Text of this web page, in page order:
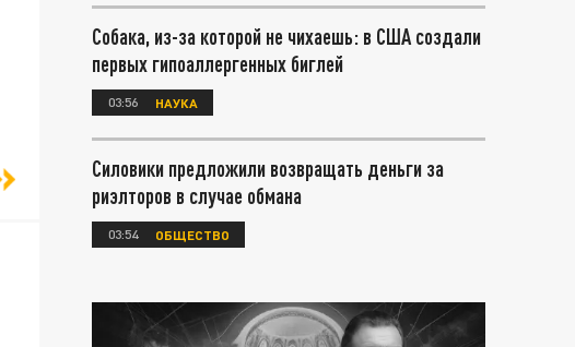
Собака, из-за которой не чихаешь: в США создали
первых гипоаллергенных биглей
03:56 НАУКА
Силовики предложили возвращать деньги за
риэлторов в случае обмана
03:54 ОБЩЕСТВО